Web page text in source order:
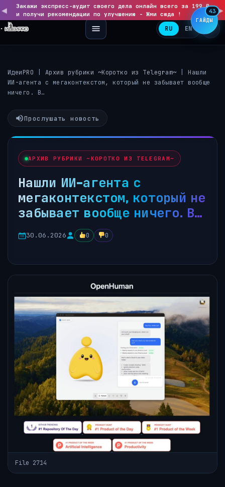
◀
Закажи экспресс-аудит своего дела онлайн всего за 199 ₽
и получи рекомендации по улучшению - Жми сюда !
▶
RU EN
ИдеиPRO Архив рубрики ~Коротко из Telegram~
Нашли
ИИ-агента с мегаконтекстом, который не забывает вообще
ничего. В…
Прослушать новость
АРХИВ РУБРИКИ ~КОРОТКО ИЗ TELEGRAM~
Нашли ИИ-агента с
мегаконтекстом, который не
забывает вообще ничего. В…
30.06.2026 0 0
File 2714
ГАЙДЫ
43